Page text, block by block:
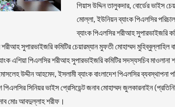
গিয়াস উদ্দিন তালুকদার, বোর্ডের ভাইস
মোল্লা, ইউনিয়ন ব্যাংক পিএলসির
ব্যাংক পিএলসির শরীআহ সুপারভাইজরি
সুপারভাইজরি কমিটির চেয়ারম্যান মুফতী মোহাম্মদ মুহিব্বুল্লাহিল
এশিয়া পিএলসির শরীআহ সুপারভাইজরি কমিটির সদস্যসচিব মাওলানা
উদ্দীন আহমেদ, ইসলামী ব্যাংক বাংলাদেশ পিএলসির
সিনিয়র ভাইস প্রেসিডেন্ট জনাব মোহাম্মদ জুলকারনাইন
মোঃ আবদুল্লাহ শরীফ।